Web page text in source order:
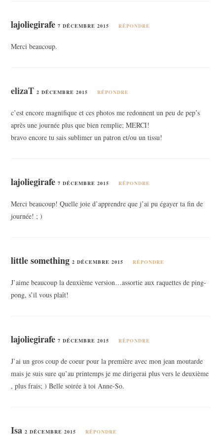
lajoliegirafe 7 DÉCEMBRE 2015 RÉPONDRE
Merci beaucoup.
elizaT2 DÉCEMBRE 2015 RÉPONDRE
c’est encore magnifique et ces photos me redonnent un peu de pep’s
après une journée plus que bien remplie; MERCI!
bravo encore tu sais sublimer un patron et/ou un tissu!
lajoliegirafe 7 DÉCEMBRE 2015 RÉPONDRE
Merci beaucoup! Quelle joie d’apprendre que j’ai pu égayer ta fin de
journée! ; )
little something 2 DÉCEMBRE 2015 RÉPONDRE
J’aime beaucoup la deuxième version…assortie aux raquettes de ping-
pong, s’il vous plaît!
lajoliegirafe 7 DÉCEMBRE 2015 RÉPONDRE
J’ai un gros coup de coeur pour la première avec mon jean moutarde
mais je suis sure qu’au printemps je me dirigerai plus vers le deuxième
, plus frais; ) Belle soirée à toi Anne-So.
Isa2 DÉCEMBRE 2015 RÉPONDRE